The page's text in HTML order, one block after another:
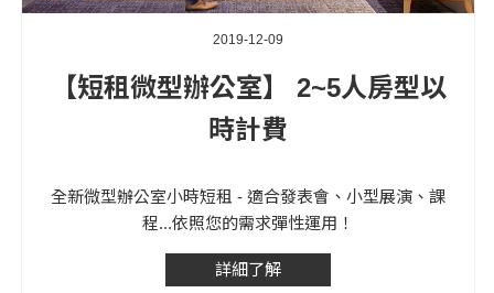
2019-12-09
【短租微型辦公室】 2~5人房型以
時計費
全新微型辦公室小時短租 - 適合發表會、小型展演、課
程...依照您的需求彈性運用！
詳細了解